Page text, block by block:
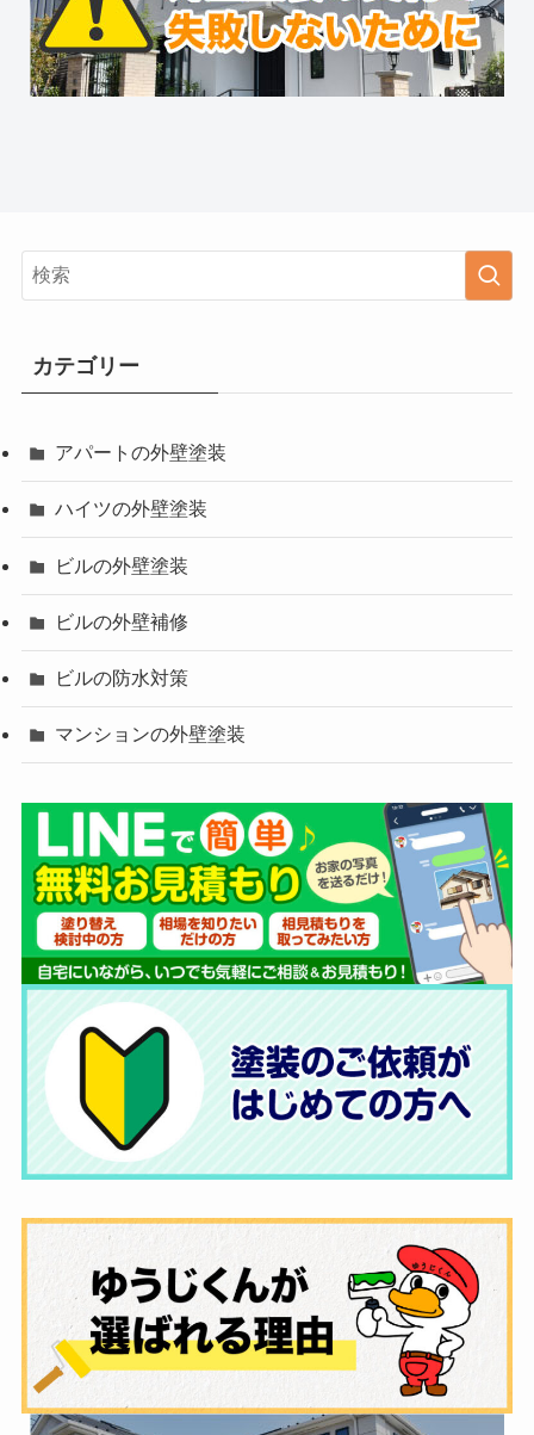
カテゴリー
アパートの外壁塗装
ハイツの外壁塗装
ビルの外壁塗装
ビルの外壁補修
ビルの防水対策
マンションの外壁塗装